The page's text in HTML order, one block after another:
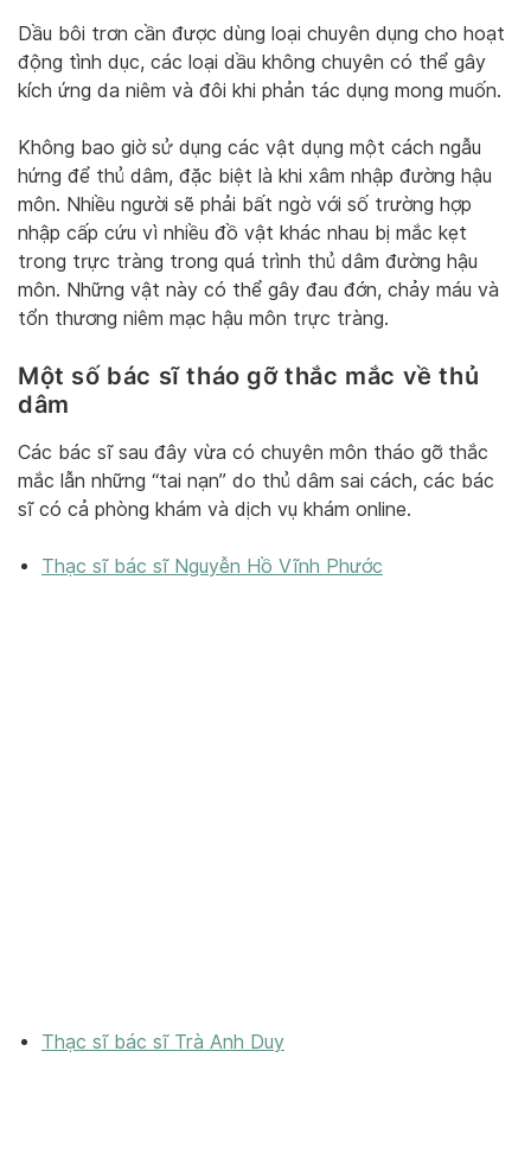
Dầu bôi trơn cần được dùng loại chuyên dụng cho hoạt
động tình dục, các loại dầu không chuyên có thể gây
kích ứng da niêm và đôi khi phản tác dụng mong muốn.
Không bao giờ sử dụng các vật dụng một cách ngẫu
hứng để thủ dâm, đặc biệt là khi xâm nhập đường hậu
môn. Nhiều người sẽ phải bất ngờ với số trường hợp
nhập cấp cứu vì nhiều đồ vật khác nhau bị mắc kẹt
trong trực tràng trong quá trình thủ dâm đường hậu
môn. Những vật này có thể gây đau đớn, chảy máu và
tổn thương niêm mạc hậu môn trực tràng.
Một số bác sĩ tháo gỡ thắc mắc về thủ
dâm
Các bác sĩ sau đây vừa có chuyên môn tháo gỡ thắc
mắc lẫn những “tai nạn” do thủ dâm sai cách, các bác
sĩ có cả phòng khám và dịch vụ khám online.
Thạc sĩ bác sĩ Nguyễn Hồ Vĩnh Phước
Thạc sĩ bác sĩ Trà Anh Duy